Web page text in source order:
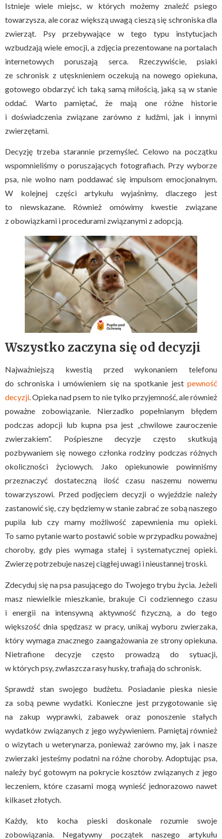
Istnieje wiele miejsc, w których możemy znaleźć psiego
towarzysza, ale coraz większą uwagą cieszą się schroniska dla
zwierząt. Psy przebywające w tego typu instytucjach
wzbudzają wiele emocji, a zdjęcia prezentowane na portalach
internetowych poruszają serca. Rzeczywiście, psiaki
ze schronisk z utęsknieniem oczekują na nowego opiekuna,
gotowego obdarzyć ich taką samą miłością, jaką są w stanie
oddać. Warto pamiętać, że mają one różne historie
i doświadczenia związane zarówno z ludźmi, jak i innymi
zwierzętami.
Decyzję trzeba starannie przemyśleć. Celowo na początku
wspomnieliśmy o poruszających fotografiach. Przy wyborze
psa, nie wolno nam poddawać się impulsom emocjonalnym.
W kolejnej części artykułu wyjaśnimy, dlaczego jest
to niewskazane. Również omówimy kwestie związane
z obowiązkami i procedurami związanymi z adopcją.
Wszystko zaczyna się od decyzji
Najważniejszą kwestią przed wykonaniem telefonu
do schroniska i umówieniem się na spotkanie jest pewność
decyzji. Opieka nad psem to nie tylko przyjemność, ale również
poważne zobowiązanie. Nierzadko popełnianym błędem
podczas adopcji lub kupna psa jest „chwilowe zauroczenie
zwierzakiem”. Pośpieszne decyzje często skutkują
pozbywaniem się nowego członka rodziny podczas różnych
okoliczności życiowych. Jako opiekunowie powinniśmy
przeznaczyć dostateczną ilość czasu naszemu nowemu
towarzyszowi. Przed podjęciem decyzji o wyjeździe należy
zastanowić się, czy będziemy w stanie zabrać ze sobą naszego
pupila lub czy mamy możliwość zapewnienia mu opieki.
To samo pytanie warto postawić sobie w przypadku poważnej
choroby, gdy pies wymaga stałej i systematycznej opieki.
Zwierzę potrzebuje naszej ciągłej uwagi i nieustannej troski.
Zdecyduj się na psa pasującego do Twojego trybu życia. Jeżeli
masz niewielkie mieszkanie, brakuje Ci codziennego czasu
i energii na intensywną aktywność fizyczną, a do tego
większość dnia spędzasz w pracy, unikaj wyboru zwierzaka,
który wymaga znacznego zaangażowania ze strony opiekuna.
Nietrafione decyzje często prowadzą do sytuacji,
w których psy, zwłaszcza rasy husky, trafiają do schronisk.
Sprawdź stan swojego budżetu. Posiadanie pieska niesie
za sobą pewne wydatki. Konieczne jest przygotowanie się
na zakup wyprawki, zabawek oraz ponoszenie stałych
wydatków związanych z jego wyżywieniem. Pamiętaj również
o wizytach u weterynarza, ponieważ zarówno my, jak i nasze
zwierzaki jesteśmy podatni na różne choroby. Adoptując psa,
należy być gotowym na pokrycie kosztów związanych z jego
leczeniem, które czasami mogą wynieść jednorazowo nawet
kilkaset złotych.
Każdy, kto kocha pieski doskonale rozumie swoje
zobowiązania. Negatywny początek naszego artykułu